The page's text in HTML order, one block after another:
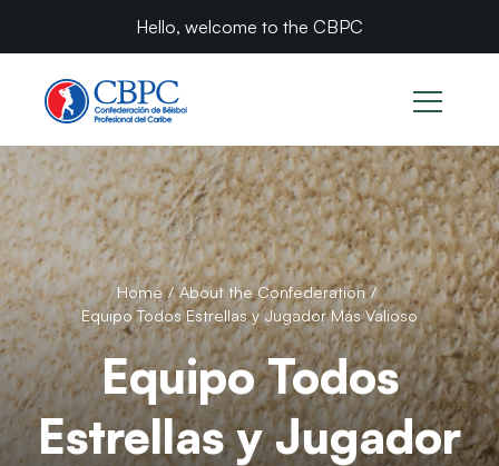
Hello, welcome to the CBPC
Home / About the Confederation /
Equipo Todos Estrellas y Jugador Más Valioso
Equipo Todos
Estrellas y Jugador